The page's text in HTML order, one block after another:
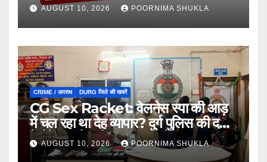
AUGUST 10, 2026 POORNIMA SHUKLA
CRIME / अपराध DURG जिले की खबरें
CG Sex Racket: वेलनेस स्पा की आड़
में चल रहा था देह व्यापार? दुर्ग पुलिस की दबिश
में मैनेजर और महिला दलाल समेत 9
गिरफ्तार…
AUGUST 10, 2026 POORNIMA SHUKLA